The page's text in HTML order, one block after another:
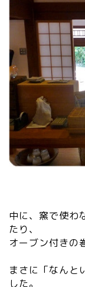
中に、窯で使わ
たり、
オーブン付きの
まさに「なんと
した。